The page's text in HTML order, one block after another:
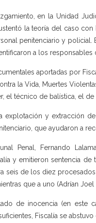
en la Unidad
la teoría del caso
penitenciario y
a los responsables
aportadas por
la Vida, Muertes
el técnico de balística, el
explotación y extracción
que ayudaron a
Penal, Fernando
y emitieron sentencia
seis de los diez procesados
que a uno (Adrían
de inocencia (en este
Fiscalía se